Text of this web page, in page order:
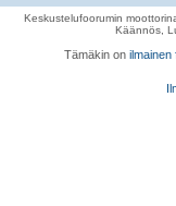
Keskustelufoorumin
Käännös,
Tämäkin on ilmainen